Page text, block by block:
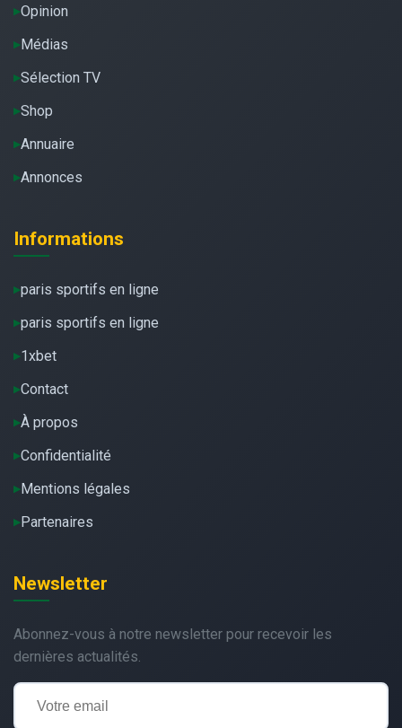
Opinion
Médias
Sélection TV
Shop
Annuaire
Annonces
Informations
paris sportifs en ligne
paris sportifs en ligne
1xbet
Contact
À propos
Confidentialité
Mentions légales
Partenaires
Newsletter
Abonnez-vous à notre newsletter pour recevoir les
dernières actualités.